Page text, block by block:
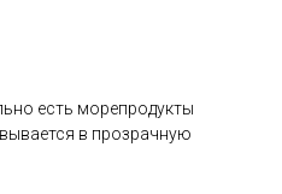
есть морепродукты
в прозрачную